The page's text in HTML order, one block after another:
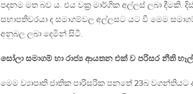
පදනම මත බව ය. එය වක්‍ර මාර්ගික අල්ලස් ලබා දීමකි.
සභාපතිවරයා ද සමාගම්වල අල්ලසට යට වී මෙම
අනුබල ලබා දෙමින් සිටී.
සෝලා සමාගම් හා රාජ්‍ය ආයතන එක් ව පරිසර නීති
මෙම ව්‍යාපෘති ජාතික පාරිසරික පනතේ 23බ